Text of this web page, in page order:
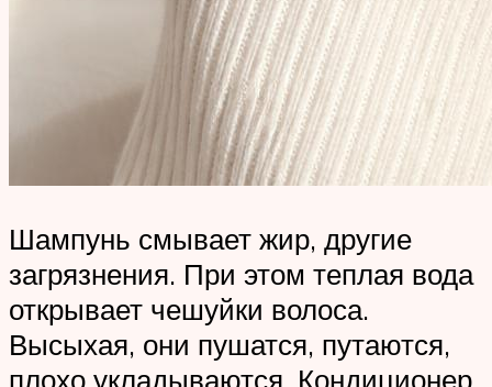
Шампунь смывает жир, другие
загрязнения. При этом теплая вода
открывает чешуйки волоса.
Высыхая, они пушатся, путаются,
плохо укладываются. Кондиционер